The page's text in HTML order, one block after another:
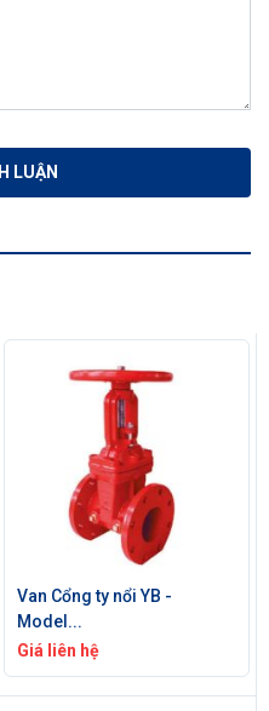
Van Cổng ty nổi YB -
Model...
Giá liên hệ